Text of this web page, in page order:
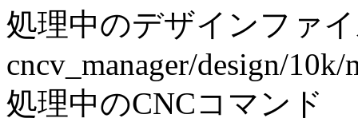
処理中のデザインファ
cncv_manager/design/10k/
処理中のCNCコマンド